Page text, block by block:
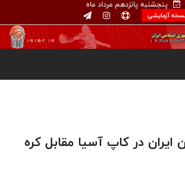
پنجشنبه پانزدهم مرداد ماه
آزمایشی
در کاپ آسیا مقابل کره